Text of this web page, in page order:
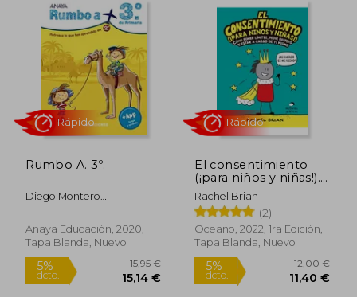
5% 16,95 €
Rumbo A. 3º.
Diego Montero
Jaume Vila Rosas;
Merc&Egrave; Ort&Iacute;
Climent
Anaya Educación, 2020,
Tapa Blanda, Nuevo
El consentimiento
(¡para niños y niñas!).
Cómo poner límites,
pedir respeto y estar
a cargo de ti mismo
Rachel Brian
(2)
Oceano, 2022, 1ra Edición,
Tapa Blanda, Nuevo